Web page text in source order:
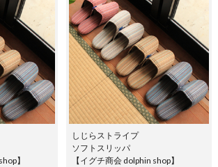
】
しじらストライプ
ソフトスリッパ
【イグチ商会 dolphin shop】